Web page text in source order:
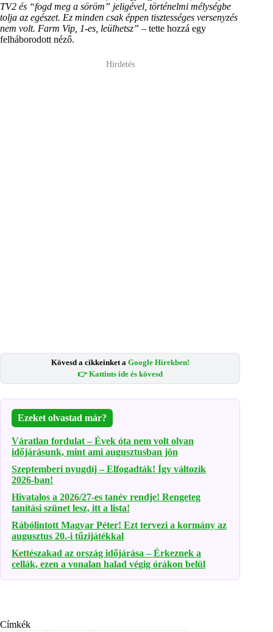
TV2 és “fogd meg a söröm” jeligével, történelmi mélységbe
tolja az egészet. Ez minden csak éppen tisztességes versenyzés
nem volt. Farm Vip, 1-es, leülhetsz” – tette hozzá egy
felháborodott néző.
Hirdetés
Kövesd a cikkeinket a Google Hírekben!
👉 Kattints ide és kövesd
Ezeket olvastad már?
Váratlan fordulat – Évek óta nem volt olyan
időjárásunk, mint ami augusztusban jön
Szeptemberi nyugdíj – Elfogadták! Így változik
2026-ban!
Hivatalos a 2026/27-es tanév rendje! Rengeteg
tanítási szünet lesz, itt a lista!
Rábólintott Magyar Péter! Ezt tervezi a kormány az
augusztus 20.-i tűzijátékkal
Kettészakad az ország időjárása – Érkeznek a
cellák, ezen a vonalan halad végig órákon belül
Címkék